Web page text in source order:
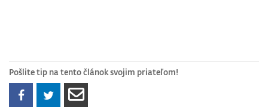
Pošlite tip na tento článok svojim priateľom!